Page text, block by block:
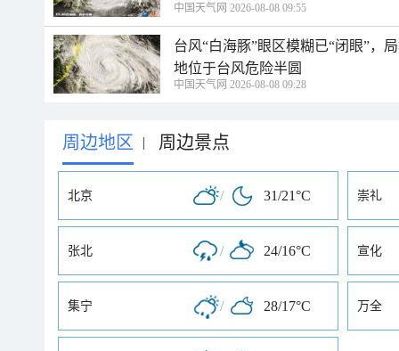
中国天气网 2026-08-08 09:55
台风“白海豚”眼区模糊已“闭眼”，
地位于台风危险半圆
中国天气网 2026-08-08 09:28
周边地区 | 周边景点
北京 / 31/21°C 崇礼
张北 / 24/16°C 宣化
集宁 / 28/17°C 万全